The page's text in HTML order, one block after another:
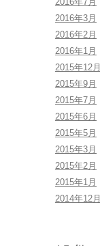
2016年3月
2016年2月
2016年1月
2015年12月
2015年9月
2015年7月
2015年6月
2015年5月
2015年3月
2015年2月
2015年1月
2014年12月